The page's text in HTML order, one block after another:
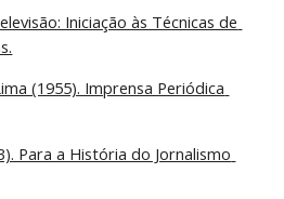
Iniciação às Técnicas de
(1955). Imprensa Periódica
Para a História do Jornalismo